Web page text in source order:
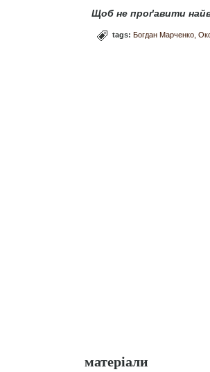
Щоб не проґавити
tags: Богдан Марченко
матеріали